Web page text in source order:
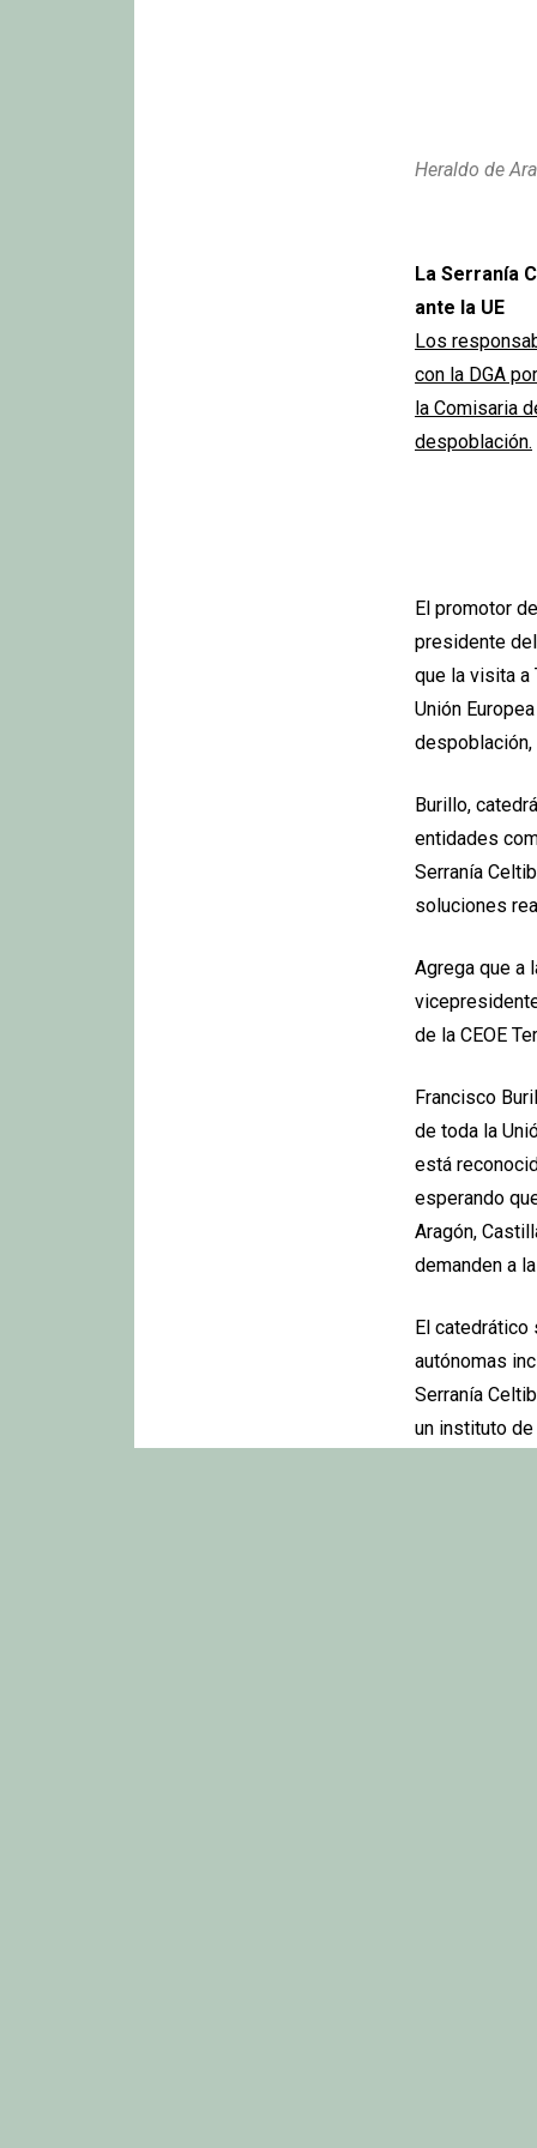
Heraldo de
La Serranía
ante la UE
Los
con la DGA
la Comisaria
despoblación.
El promotor
presidente
que la visita a
Unión
despoblación,
Burillo,
entidades
Serranía
soluciones
Agrega que a
de la CEOE
Francisco
de toda la
está
esperando
Aragón,
demanden a
El catedrático
autónomas
Serranía
un instituto